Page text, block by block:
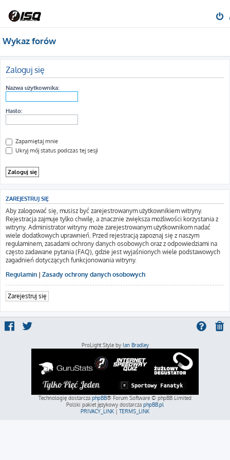
Wykaz forów
Zaloguj się
Nazwa użytkownika:
Hasło:
Zapamiętaj mnie
Ukryj mój status podczas tej sesji
ZAREJESTRUJ SIĘ
Aby zalogować się, musisz być zarejestrowanym użytkownikiem witryny.
Rejestracja zajmuje tylko chwilę, a znacznie zwiększa możliwości korzystania z
witryny. Administrator witryny może zarejestrowanym użytkownikom nadać
wiele dodatkowych uprawnień. Przed rejestracją zapoznaj się z naszym
regulaminem, zasadami ochrony danych osobowych oraz z odpowiedziami na
często zadawane pytania (FAQ), gdzie jest wyjaśnionych wiele podstawowych
zagadnień dotyczących funkcjonowania witryny.
Regulamin | Zasady ochrony danych osobowych
Zarejestruj się
ProLight Style by Ian Bradley
Technologię dostarcza phpBB® Forum Software © phpBB Limited
Polski pakiet językowy dostarcza phpBB.pl
PRIVACY_LINK | TERMS_LINK